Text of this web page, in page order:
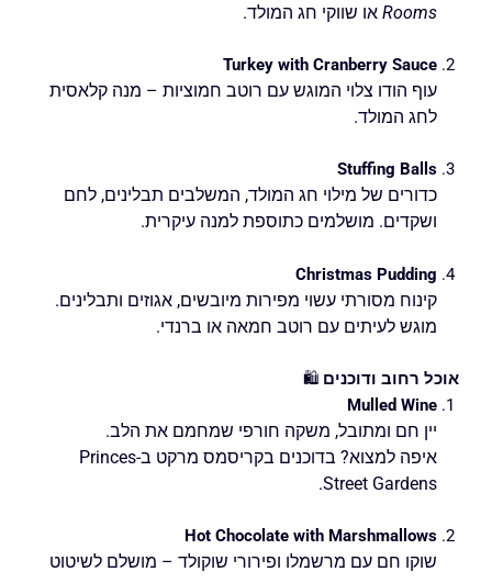
Rooms או שווקי חג המולד.
Turkey with Cranberry Sauce
עוף הודו צלוי המוגש עם רוטב חמוציות – מנה קלאסית
לחג המולד.
Stuffing Balls
כדורים של מילוי חג המולד, המשלבים תבלינים, לחם
ושקדים. מושלמים כתוספת למנה עיקרית.
Christmas Pudding
קינוח מסורתי עשוי מפירות מיובשים, אגוזים ותבלינים.
מוגש לעיתים עם רוטב חמאה או ברנדי.
אוכל רחוב ודוכנים 🛍️
Mulled Wine
יין חם ומתובל, משקה חורפי שמחמם את הלב.
איפה למצוא? בדוכנים בקריסמס מרקט ב-Princes
Street Gardens.
Hot Chocolate with Marshmallows
שוקו חם עם מרשמלו ופירורי שוקולד – מושלם לשיטוט